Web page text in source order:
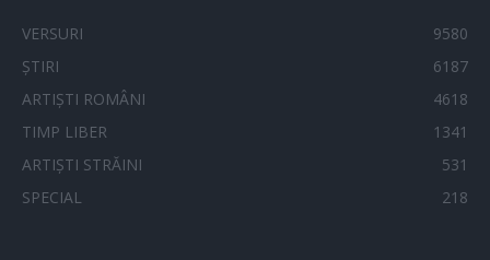
VERSURI
9580
ȘTIRI
6187
ARTIȘTI ROMÂNI
4618
TIMP LIBER
1341
ARTIȘTI STRĂINI
531
SPECIAL
218